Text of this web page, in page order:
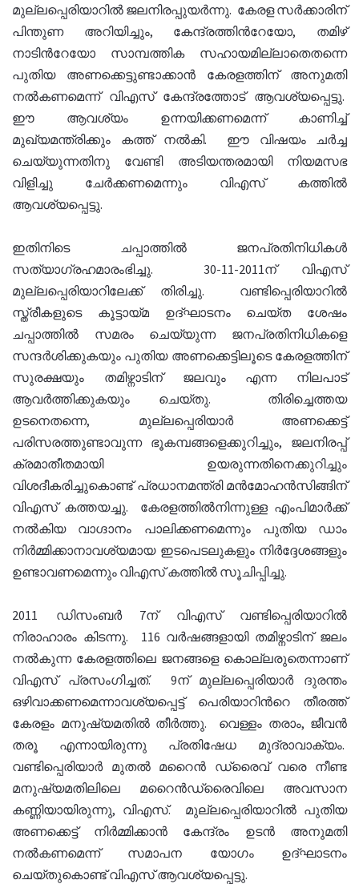
മുല്ലപ്പെരിയാറിൽ ജലനിരപ്പുയർന്നു. കേരള സർക്കാരിന്
പിന്തുണ അറിയിച്ചും, കേന്ദ്രത്തിൻറേയോ, തമിഴ്
നാടിൻറേയോ സാമ്പത്തിക സഹായമില്ലാതെതന്നെ
പുതിയ അണക്കെട്ടുണ്ടാക്കാൻ കേരളത്തിന് അനുമതി
നൽകണമെന്ന് വിഎസ് കേന്ദ്രത്തോട് ആവശ്യപ്പെട്ടു.
ഈ ആവശ്യം ഉന്നയിക്കണമെന്ന് കാണിച്ച്
മുഖ്യമന്ത്രിക്കും കത്ത് നൽകി. ഈ വിഷയം ചർച്ച
ചെയ്യുന്നതിനു വേണ്ടി അടിയന്തരമായി നിയമസഭ
വിളിച്ചു ചേർക്കണമെന്നും വിഎസ് കത്തിൽ
ആവശ്യപ്പെട്ടു.
ഇതിനിടെ ചപ്പാത്തിൽ ജനപ്രതിനിധികൾ
സത്യാഗ്രഹമാരംഭിച്ചു. 30-11-2011ന് വിഎസ്
മുല്ലപ്പെരിയാറിലേക്ക് തിരിച്ചു. വണ്ടിപ്പെരിയാറിൽ
സ്ത്രീകളുടെ കൂട്ടായ്മ ഉദ്ഘാടനം ചെയ്ത ശേഷം
ചപ്പാത്തിൽ സമരം ചെയ്യുന്ന ജനപ്രതിനിധികളെ
സന്ദർശിക്കുകയും പുതിയ അണക്കെട്ടിലൂടെ കേരളത്തിന്
സുരക്ഷയും തമിഴ്നാടിന് ജലവും എന്ന നിലപാട്
ആവർത്തിക്കുകയും ചെയ്തു. തിരിച്ചെത്തയ
ഉടനെതന്നെ, മുല്ലപ്പെരിയാർ അണക്കെട്ട്
പരിസരത്തുണ്ടാവുന്ന ഭൂകമ്പങ്ങളെക്കുറിച്ചും, ജലനിരപ്പ്
ക്രമാതീതമായി ഉയരുന്നതിനെക്കുറിച്ചും
വിശദീകരിച്ചുകൊണ്ട് പ്രധാനമന്ത്രി മൻമോഹൻസിങ്ങിന്
വിഎസ് കത്തയച്ചു. കേരളത്തിൽനിന്നുള്ള എംപിമാർക്ക്
നൽകിയ വാഗ്ദാനം പാലിക്കണമെന്നും പുതിയ ഡാം
നിർമ്മിക്കാനാവശ്യമായ ഇടപെടലുകളും നിർദ്ദേശങ്ങളും
ഉണ്ടാവണമെന്നും വിഎസ് കത്തിൽ സൂചിപ്പിച്ചു.
2011 ഡിസംബർ 7ന് വിഎസ് വണ്ടിപ്പെരിയാറിൽ
നിരാഹാരം കിടന്നു. 116 വർഷങ്ങളായി തമിഴ്നാടിന് ജലം
നൽകുന്ന കേരളത്തിലെ ജനങ്ങളെ കൊല്ലരുതെന്നാണ്
വിഎസ് പ്രസംഗിച്ചത്. 9ന് മുല്ലപ്പെരിയാർ ദുരന്തം
ഒഴിവാക്കണമെന്നാവശ്യപ്പെട്ട് പെരിയാറിൻറെ തീരത്ത്
കേരളം മനുഷ്യമതിൽ തീർത്തു. വെള്ളം തരാം, ജീവൻ
തരൂ എന്നായിരുന്നു പ്രതിഷേധ മുദ്രാവാക്യം.
വണ്ടിപ്പെരിയാർ മുതൽ മറൈൻ ഡ്രൈവ് വരെ നീണ്ട
മനുഷ്യമതിലിലെ മറൈൻഡ്രൈവിലെ അവസാന
കണ്ണിയായിരുന്നു, വിഎസ്. മുല്ലപ്പെരിയാറിൽ പുതിയ
അണക്കെട്ട് നിർമ്മിക്കാൻ കേന്ദ്രം ഉടൻ അനുമതി
നൽകണമെന്ന് സമാപന യോഗം ഉദ്ഘാടനം
ചെയ്തുകൊണ്ട് വിഎസ് ആവശ്യപ്പെട്ടു.